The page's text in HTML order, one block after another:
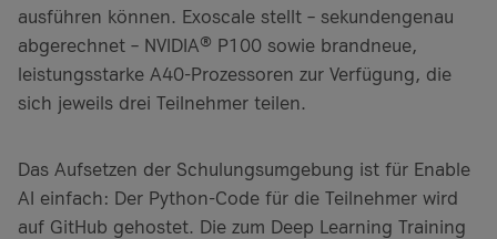
ausführen können. Exoscale stellt – sekundengenau
abgerechnet – NVIDIA® P100 sowie brandneue,
leistungsstarke A40-Prozessoren zur Verfügung, die
sich jeweils drei Teilnehmer teilen.
Das Aufsetzen der Schulungsumgebung ist für Enable
AI einfach: Der Python-Code für die Teilnehmer wird
auf GitHub gehostet. Die zum Deep Learning Training